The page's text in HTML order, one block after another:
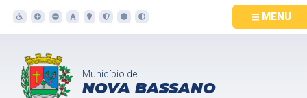
MENU
Município de
NOVA BASSANO